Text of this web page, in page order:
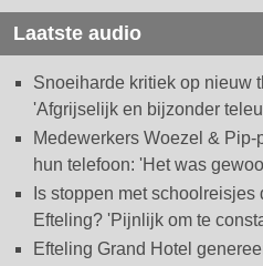
Laatste audio
Snoeiharde kritiek op nieuw
'Afgrijselijk en bijzonder
Medewerkers Woezel &
hun telefoon: 'Het was
Is stoppen met
Efteling? 'Pijnlijk om te
Efteling Grand Hotel